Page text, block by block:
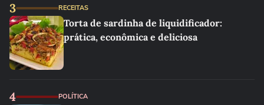
3 RECEITAS
Torta de sardinha de liquidificador:
prática, econômica e deliciosa
4 POLÍTICA